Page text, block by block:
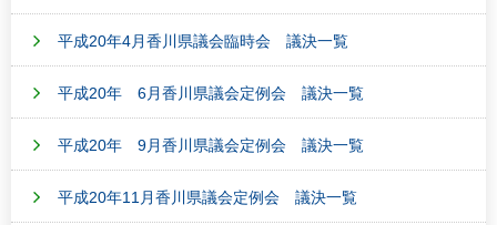
平成20年4月香川県議会臨時会 議決一覧
平成20年 6月香川県議会定例会 議決一覧
平成20年 9月香川県議会定例会 議決一覧
平成20年11月香川県議会定例会 議決一覧